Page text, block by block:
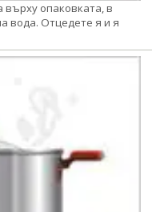
върху опаковката, в
вода. Отцедете я и я